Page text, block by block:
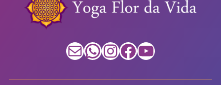
E-mail WhatsApp InstagramFacebook Youtube